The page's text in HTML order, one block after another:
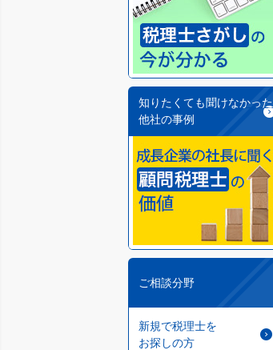
知りたくても聞けなかった
他社の事例
ご相談分野
新規で税理士を
お探しの方